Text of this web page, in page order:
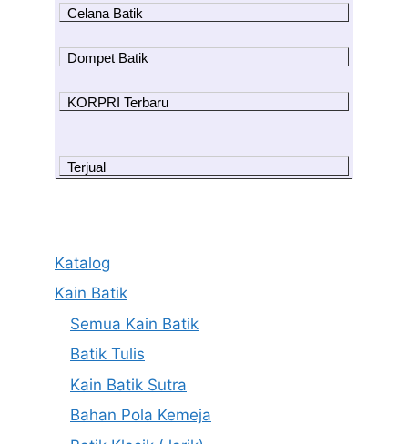
Celana Batik
Dompet Batik
KORPRI Terbaru
Terjual
Katalog
Kain Batik
Semua Kain Batik
Batik Tulis
Kain Batik Sutra
Bahan Pola Kemeja